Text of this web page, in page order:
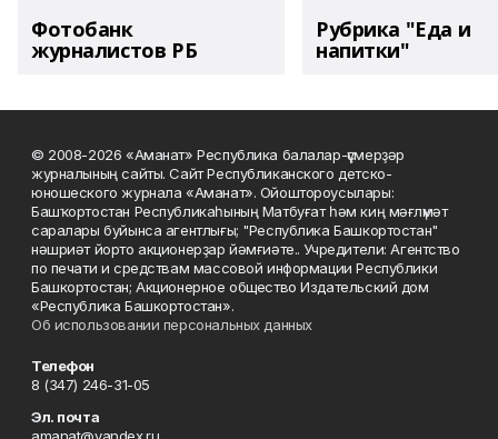
Фотобанк
журналистов РБ
Рубрика "Еда и
напитки"
© 2008-2026 «Аманат» Республика балалар-үҫмерҙәр
журналының сайты. Сайт Республиканского детско-
юношеского журнала «Аманат». Ойоштороусылары:
Башҡортостан Республикаһының Матбуғат һәм киң мәғлүмәт
саралары буйынса агентлығы; "Республика Башкортостан"
нәшриәт йорто акционерҙар йәмғиәте.. Учредители: Агентство
по печати и средствам массовой информации Республики
Башкортостан; Акционерное общество Издательский дом
«Республика Башкортостан».
Об использовании персональных данных
Телефон
8 (347) 246-31-05
Эл. почта